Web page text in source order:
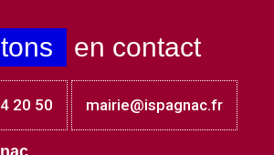
en contact
20 50 mairie@ispagnac.fr